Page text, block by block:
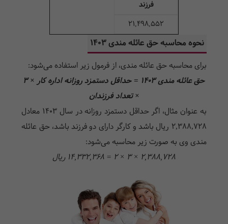
فرزند
۲۱,۴۹۸,۵۵۲
نحوه محاسبه حق عائله مندی ۱۴۰۳
برای محاسبه حق عائله مندی، از فرمول زیر استفاده می‌شود:
حق عائله مندی ۱۴۰۳ = حداقل دستمزد روزانه اداره کار × ۳
× تعداد فرزندان
به عنوان مثال، اگر حداقل دستمزد روزانه در سال ۱۴۰۳ معادل
۲,۳۸۸,۷۲۸ ریال باشد و کارگر دارای دو فرزند باشد، حق عائله
مندی وی به صورت زیر محاسبه می‌شود:
۲,۳۸۸,۷۲۸ × ۳ × ۲ = ۱۴,۳۳۲,۳۶۸ ریال